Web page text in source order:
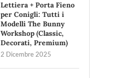
Lettiera + Porta Fieno
per Conigli: Tutti i
Modelli The Bunny
Workshop (Classic,
Decorati, Premium)
2 Dicembre 2025